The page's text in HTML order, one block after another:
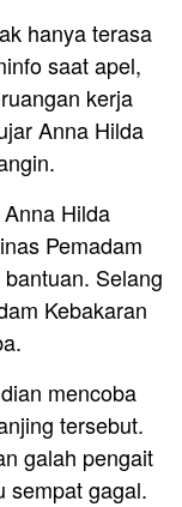
hanya terasa
saat apel,
kerja
Anna Hilda
Hilda
Pemadam
Selang
Kebakaran
mencoba
tersebut.
galah pengait
sempat gagal.